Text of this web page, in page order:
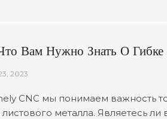
Вам Нужно Знать О Гибке
2023
CNC мы понимаем важность
листового металла. Являетесь